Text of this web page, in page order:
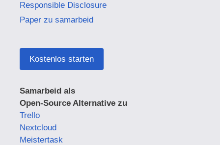
Responsible Disclosure
Paper zu samarbeid
Kostenlos starten
Samarbeid als
Open-Source Alternative zu
Trello
Nextcloud
Meistertask